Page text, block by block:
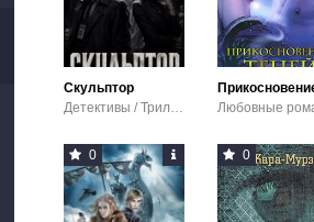
Скульптор
Детективы / Триллеры
0 0